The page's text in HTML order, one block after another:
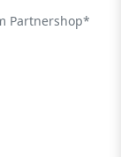
Partnershop*